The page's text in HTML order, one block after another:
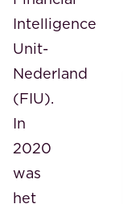
Intelligence
Unit-
Nederland
(FIU).
In
2020
was
het